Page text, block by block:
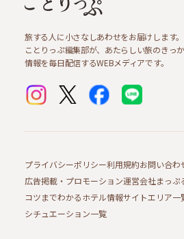
旅する人に小さなしあわせをお届けします。
ことりっぷ編集部が、あたらしい旅のきっ
情報を毎日配信するWEBメディアです。
プライバシーポリシー利用規約お問い合わ
広告掲載・プロモーション運営会社まっぷ
コツまでわかるホテル情報サイトエリア一
シチュエーション一覧